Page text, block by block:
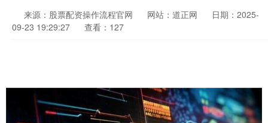
来源：股票配资操作流程官网 网站：道正网
日期：2025-
09-23 19:29:27
查看：127